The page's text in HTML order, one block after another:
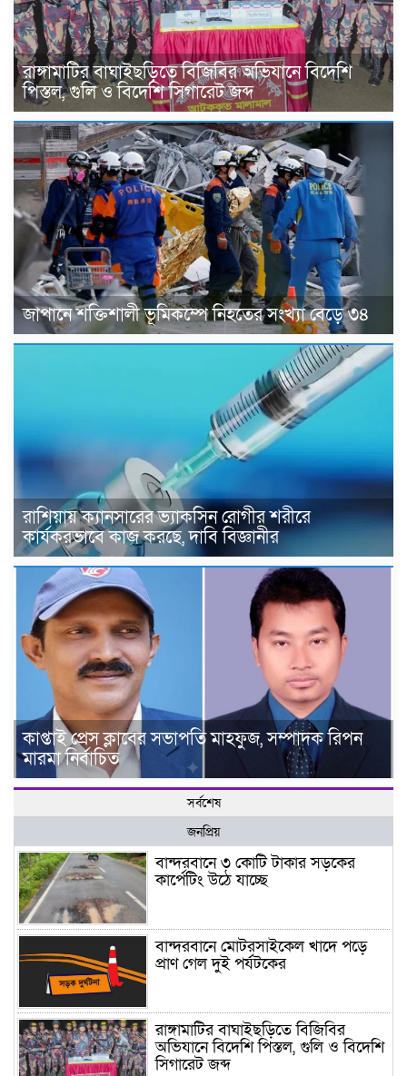
রাঙ্গামাটির বাঘাইছড়িতে বিজিবির অভিযানে বিদেশি
পিস্তল, গুলি ও বিদেশি সিগারেট জব্দ
জাপানে শক্তিশালী ভূমিকম্পে নিহতের সংখ্যা বেড়ে ৩৪
রাশিয়ায় ক্যানসারের ভ্যাকসিন রোগীর শরীরে
কার্যকরভাবে কাজ করছে, দাবি বিজ্ঞানীর
কাপ্তাই প্রেস ক্লাবের সভাপতি মাহফুজ, সম্পাদক রিপন
মারমা নির্বাচিত
সর্বশেষ
জনপ্রিয়
বান্দরবানে ৩ কোটি টাকার সড়কের
কার্পেটিং উঠে যাচ্ছে
বান্দরবানে মোটরসাইকেল খাদে পড়ে
প্রাণ গেল দুই পর্যটকের
রাঙ্গামাটির বাঘাইছড়িতে বিজিবির
অভিযানে বিদেশি পিস্তল, গুলি ও বিদেশি
সিগারেট জব্দ